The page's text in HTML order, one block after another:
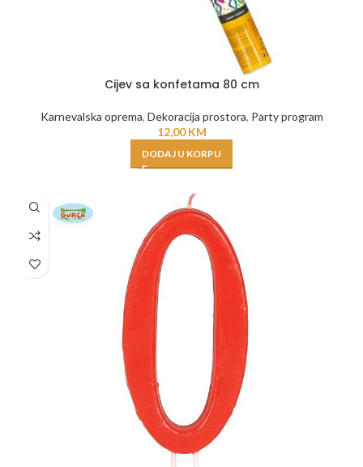
Cijev sa konfetama 80 cm
Karnevalska oprema, Dekoracija prostora, Party program
12,00KM
DODAJ U KORPU